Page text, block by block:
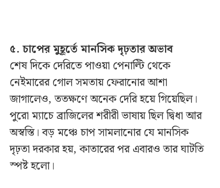
৫. চাপের মুহূর্তে মানসিক দৃঢ়তার অভাব
শেষ দিকে দেরিতে পাওয়া পেনাল্টি থেকে
নেইমারের গোল সমতায় ফেরানোর আশা
জাগালেও, ততক্ষণে অনেক দেরি হয়ে গিয়েছিল।
পুরো ম্যাচে ব্রাজিলের শরীরী ভাষায় ছিল দ্বিধা আর
অস্বস্তি। বড় মঞ্চে চাপ সামলানোর যে মানসিক
দৃঢ়তা দরকার হয়, কাতারের পর এবারও তার ঘাটতি
স্পষ্ট হলো।